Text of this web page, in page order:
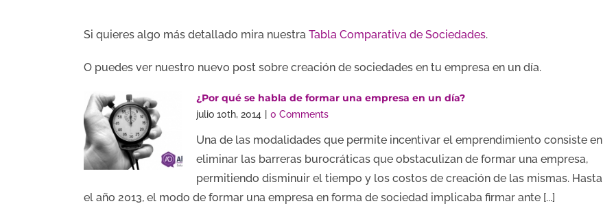
Si quieres algo más detallado mira nuestra Tabla Comparativa de Sociedades.
O puedes ver nuestro nuevo post sobre creación de sociedades en tu empresa en un día.
¿Por qué se habla de formar una empresa en un día?
julio 10th, 2014 | 0 Comments
Una de las modalidades que permite incentivar el emprendimiento consiste en
eliminar las barreras burocráticas que obstaculizan de formar una empresa,
permitiendo disminuir el tiempo y los costos de creación de las mismas. Hasta
el año 2013, el modo de formar una empresa en forma de sociedad implicaba firmar ante [...]